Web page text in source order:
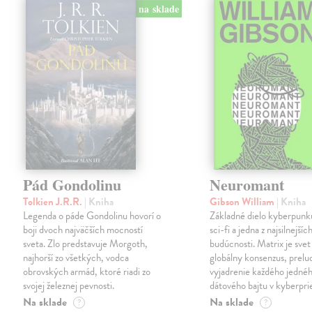
na sklade
Pád Gondolinu
Tolkien J.R.R. | Kniha
Legenda o páde Gondolinu hovorí o
boji dvoch najväčších mocností
sveta. Zlo predstavuje Morgoth,
najhorší zo všetkých, vodca
obrovských armád, ktoré riadi zo
svojej železnej pevnosti.
Na sklade ?
Neuromant
Gibson William | Kniha
Základné dielo
sci-fi a jedna z
budúcnosti. Matrix je
globálny konsenzus,
vyjadrenie každého
dátového bajtu v
Na sklade ?